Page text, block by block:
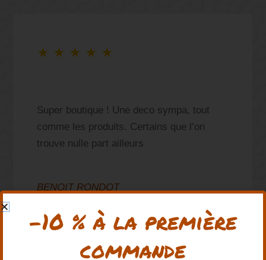
★ ★ ★ ★ ★
Super boutique ! Une deco sympa, tout
comme les produits. Certains que l’on
trouve nulle part ailleurs
BENOIT RONDOT
-10 % à la première
commande